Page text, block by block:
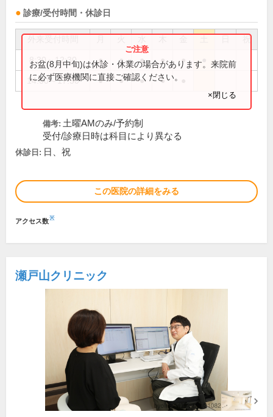
診療/受付時間・休診日
祝
8:30～12:30 ● ● ● ● ●
14:00～17:30 ● ● ● ●
お盆(8月中旬)は休診・休業の場合があります。来院前
に必ず医療機関に直接ご確認ください。
×閉じる
備考: 土曜AMのみ/予約制
受付/診療日時は科目により異なる
休診日: 日、祝
この医院の詳細をみる
アクセス数※
瀬戸山クリニック